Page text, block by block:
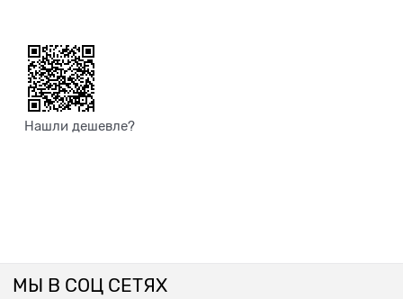
Нашли дешевле?
МЫ В СОЦ СЕТЯХ